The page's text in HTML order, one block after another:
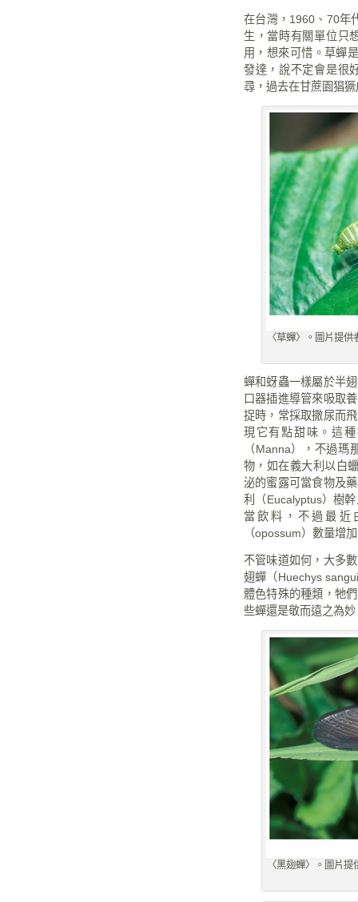
在台灣， 1960 、 70年
生，當時有關單位只
用，想來可惜。草蟬
發達，說不定會是很
尋，過去在甘蔗園猖
〈草蟬〉。圖片提
蟬和蚜蟲一樣屬於半
口器插進導管來吸取
捉時，常採取撒尿而
現它有點甜味。這
（Manna），不過瑪
物，如在義大利以白
泌的蜜露可當食物及
利（Eucalyptus）樹
當飲料，不過最近
（opossum）數量增
不管味道如何，大多
翅蟬（Huechys
體色特殊的種類，牠
些蟬還是敬而遠之為妙
〈黑翅蟬〉。圖片